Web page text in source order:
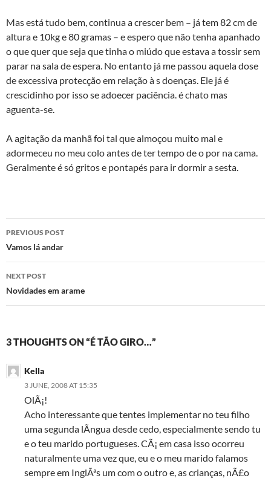
Mas está tudo bem, continua a crescer bem – já tem 82 cm de
altura e 10kg e 80 gramas – e espero que não tenha apanhado
o que quer que seja que tinha o miúdo que estava a tossir sem
parar na sala de espera. No entanto já me passou aquela dose
de excessiva protecção em relação à s doenças. Ele já é
crescidinho por isso se adoecer paciência. é chato mas
aguenta-se.
A agitação da manhã foi tal que almoçou muito mal e
adormeceu no meu colo antes de ter tempo de o por na cama.
Geralmente é só gritos e pontapés para ir dormir a sesta.
Post
navigation
PREVIOUS POST
Vamos lá andar
NEXT POST
Novidades em arame
3 THOUGHTS ON “É TÃO GIRO…”
Kella
3 JUNE, 2008 AT 15:35
OlÃ¡!
Acho interessante que tentes implementar no teu filho
uma segunda lÃ­ngua desde cedo, especialmente sendo tu
e o teu marido portugueses. CÃ¡ em casa isso ocorreu
naturalmente uma vez que, eu e o meu marido falamos
sempre em InglÃªs um com o outro e, as crianças, nÃ£o